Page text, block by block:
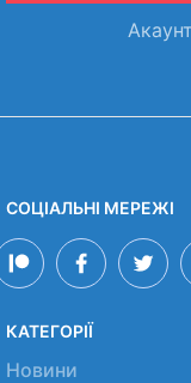
СОЦІАЛЬНІ МЕРЕЖІ
КАТЕГОРІЇ
Новини